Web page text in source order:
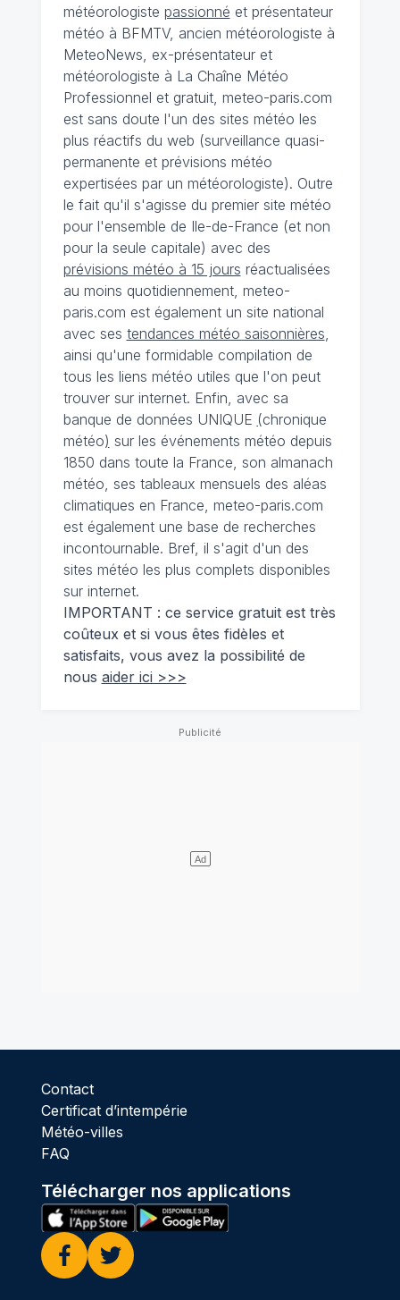
météorologiste passionné et présentateur
météo à BFMTV, ancien météorologiste à
MeteoNews, ex-présentateur et
météorologiste à La Chaîne Météo
Professionnel et gratuit, meteo-paris.com
est sans doute l'un des sites météo les
plus réactifs du web (surveillance quasi-
permanente et prévisions météo
expertisées par un météorologiste). Outre
le fait qu'il s'agisse du premier site météo
pour l'ensemble de Ile-de-France (et non
pour la seule capitale) avec des
prévisions météo à 15 jours réactualisées
au moins quotidiennement, meteo-
paris.com est également un site national
avec ses tendances météo saisonnières,
ainsi qu'une formidable compilation de
tous les liens météo utiles que l'on peut
trouver sur internet. Enfin, avec sa
banque de données UNIQUE (chronique
météo) sur les événements météo depuis
1850 dans toute la France, son almanach
météo, ses tableaux mensuels des aléas
climatiques en France, meteo-paris.com
est également une base de recherches
incontournable. Bref, il s'agit d'un des
sites météo les plus complets disponibles
sur internet.
IMPORTANT : ce service gratuit est très
coûteux et si vous êtes fidèles et
satisfaits, vous avez la possibilité de
nous aider ici >>>
Contact
Certificat d’intempérie
Météo-villes
FAQ
Télécharger nos applications
Facebook
Twitter